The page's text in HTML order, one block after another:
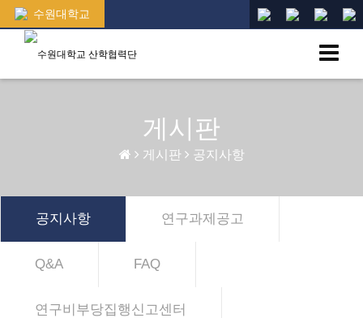
수원대학교
게시판
게시판 공지사항
공지사항 연구과제공고
Q&A FAQ
연구비부당집행신고센터